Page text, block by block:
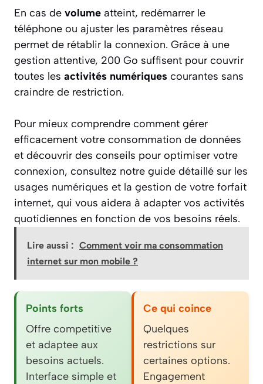
En cas de volume atteint, redémarrer le
téléphone ou ajuster les paramètres réseau
permet de rétablir la connexion. Grâce à une
gestion attentive, 200 Go suffisent pour couvrir
toutes les activités numériques courantes sans
craindre de restriction.
Pour mieux comprendre comment gérer
efficacement votre consommation de données
et découvrir des conseils pour optimiser votre
connexion, consultez notre guide détaillé sur les
usages numériques et la gestion de votre forfait
internet, qui vous aidera à adapter vos activités
quotidiennes en fonction de vos besoins réels.
Lire aussi : Comment voir ma consommation
internet sur mon mobile ?
Points forts
Offre competitive
et adaptee aux
besoins actuels.
Interface simple et
Ce qui coince
Quelques
restrictions sur
certaines options.
Engagement